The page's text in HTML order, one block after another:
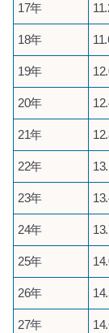
17年
18年
19年
20年
21年
22年
23年
24年
25年
26年
27年